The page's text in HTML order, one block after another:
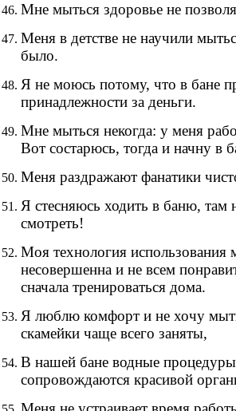
Мне мыться здоровье не
Меня в детстве не научили
было.
Я не моюсь потому, что в бане
принадлежности за деньги.
Мне мыться некогда: у меня
Вот состарюсь, тогда и начну в
Меня раздражают фанатики
Я стесняюсь ходить в баню, там
смотреть!
Моя технология использования
несовершенна и не всем
сначала тренироваться дома.
Я люблю комфорт и не хочу
скамейки чаще всего заняты,
В нашей бане водные
сопровождаются красивой